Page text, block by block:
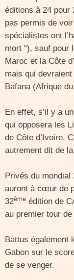
éditions à 24 pour
pas permis de
spécialistes ont
mort “), sauf pour
Maroc et la Côte
mais qui
Bafana (Afrique
En effet, s’il y a
qui opposera les
de Côte d’Ivoire.
autrement dit de
Privés du mondial
auront à cœur de
32ème édition de
au premier tour
Battus également
Gabon sur le
de se venger.